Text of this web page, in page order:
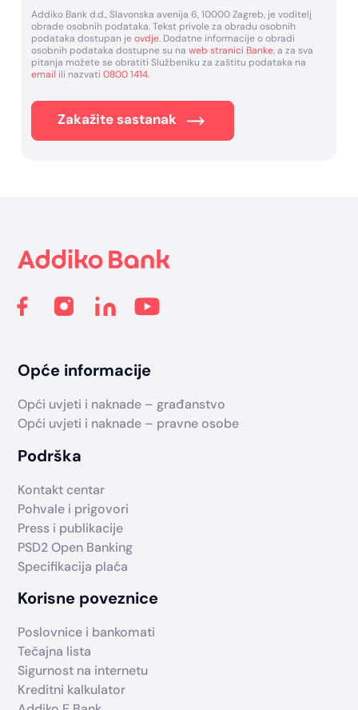
Addiko Bank d.d., Slavonska avenija 6, 10000 Zagreb, je voditelj
obrade osobnih podataka. Tekst privole za obradu osobnih
podataka dostupan jeovdje. Dodatne informacije o obradi
osobnih podataka dostupne su naweb stranici Banke, a za sva
pitanja možete se obratiti Službeniku za zaštitu podataka na
email ili nazvati0800 1414.
Zakažite sastanak
Opće informacije
Opći uvjeti i naknade – građanstvo
Opći uvjeti i naknade – pravne osobe
Podrška
Kontakt centar
Pohvale i prigovori
Press i publikacije
PSD2 Open Banking
Specifikacija plaća
Korisne poveznice
Poslovnice i bankomati
Tečajna lista
Sigurnost na internetu
Kreditni kalkulator